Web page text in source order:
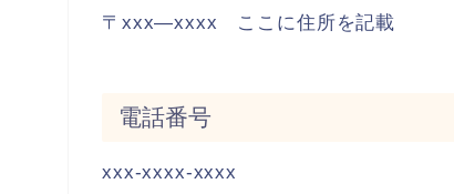
〒xxx―xxxx ここに住所を記載
電話番号
xxx-xxxx-xxxx